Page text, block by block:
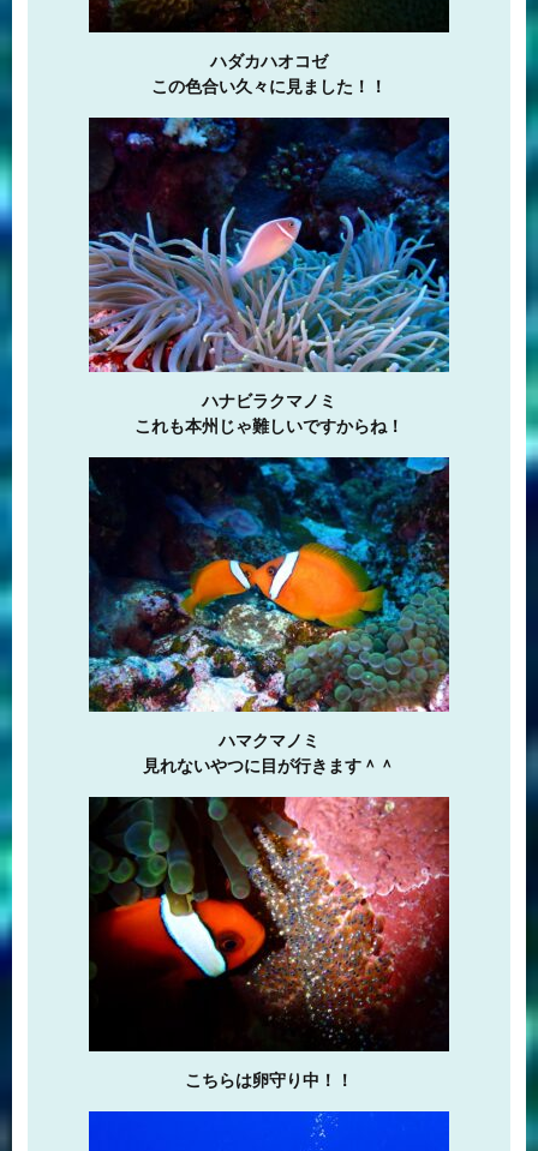
ハダカハオコゼ
この色合い久々に見ました！！
ハナビラクマノミ
これも本州じゃ難しいですからね！
ハマクマノミ
見れないやつに目が行きます＾＾
こちらは卵守り中！！